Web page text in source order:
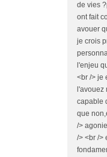
de vies
ont fait
avouer
je crois
l'enjeu
<br /> je
l'avouez
capable
que
/>
/> <br />